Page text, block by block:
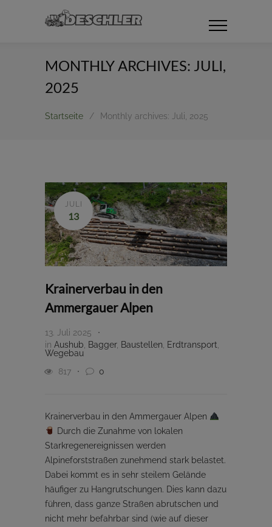
MONTHLY ARCHIVES: JULI,
2025
Startseite / Monthly archives: Juli, 2025
JULI
13
Krainerverbau in den
Ammergauer Alpen
13. Juli 2025
in Aushub Bagger, Baustellen Erdtransport
Wegebau
817
0
Krainerverbau in den Ammergauer Alpen
Durch die Zunahme von lokalen
Starkregenereignissen werden
Alpineforststraßen zunehmend stark belastet.
Dabei kommt es in sehr steilem Gelände
häufiger zu Hangrutschungen. Dies kann dazu
führen, dass ganze Straßen abrutschen und
nicht mehr befahrbar sind (wie auf dieser